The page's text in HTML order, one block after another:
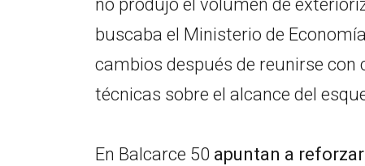
no produjo el volumen de
buscaba el Ministerio de
cambios después de reunirse
técnicas sobre el alcance del
En Balcarce 50 apuntan a